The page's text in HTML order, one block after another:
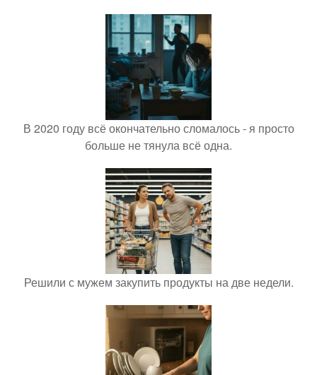
В 2020 году всё окончательно сломалось - я просто
больше не тянула всё одна.
Решили с мужем закупить продукты на две недели.